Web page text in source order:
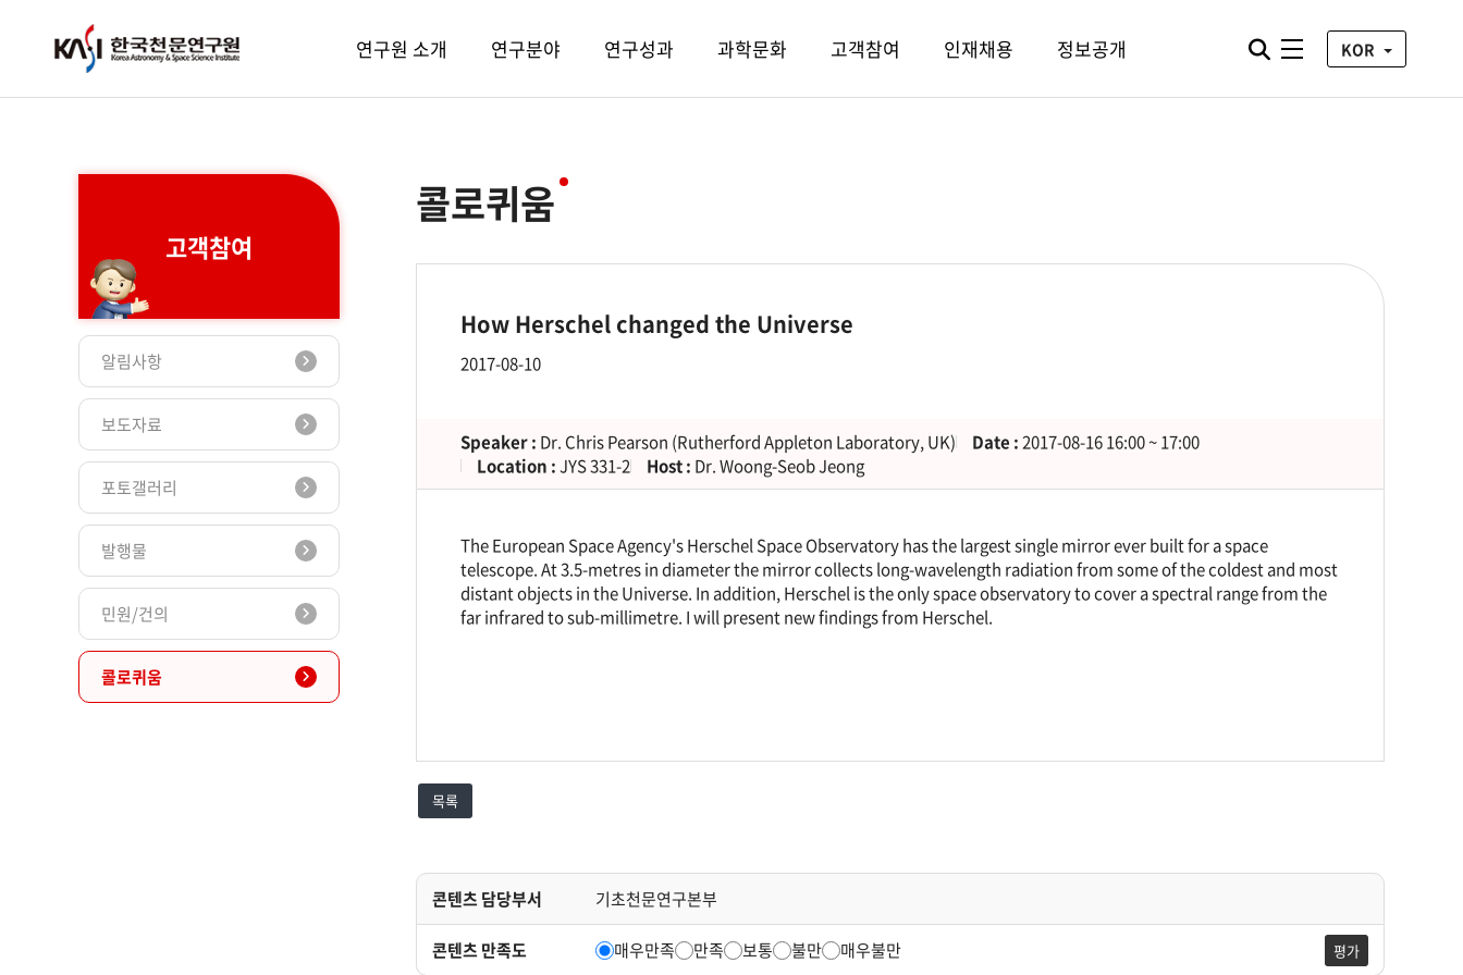
주메뉴연구원 소개 연구분야 연구성과 과학문화 고객참여 인재채용 정보공개 통합검색 열기
전체메뉴KOR
고객참여
알림사항
보도자료
포토갤러리
발행물
민원/건의
콜로퀴움
콜로퀴움
How Herschel changed the Universe
2017-08-10
Speaker : Dr. Chris Pearson (Rutherford Appleton Laboratory, UK) Date :2017-08-16 16:00 ~ 17:00
Location :JYS 331-2 Host : Dr. Woong-Seob Jeong
The European Space Agency's Herschel Space Observatory has the largest single mirror ever built for a space
telescope. At 3.5-metres in diameter the mirror collects long-wavelength radiation from some of the coldest and most
distant objects in the Universe. In addition, Herschel is the only space observatory to cover a spectral range from the
far infrared to sub-millimetre. I will present new findings from Herschel.
목록
콘텐츠 담당부서 기초천문연구본부
콘텐츠 만족도 매우만족 만족 보통 불만 매우불만 평가